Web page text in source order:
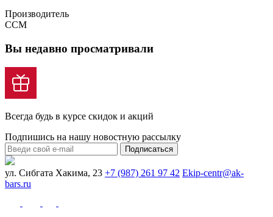
Производитель
CCM
Вы недавно просматривали
Всегда будь в курсе скидок и акций
Подпишись на нашу новостную рассылку
Подписаться
ул. Сибгата Хакима, 23 +7 (987) 261 97 42 Ekip-centr@ak-
bars.ru